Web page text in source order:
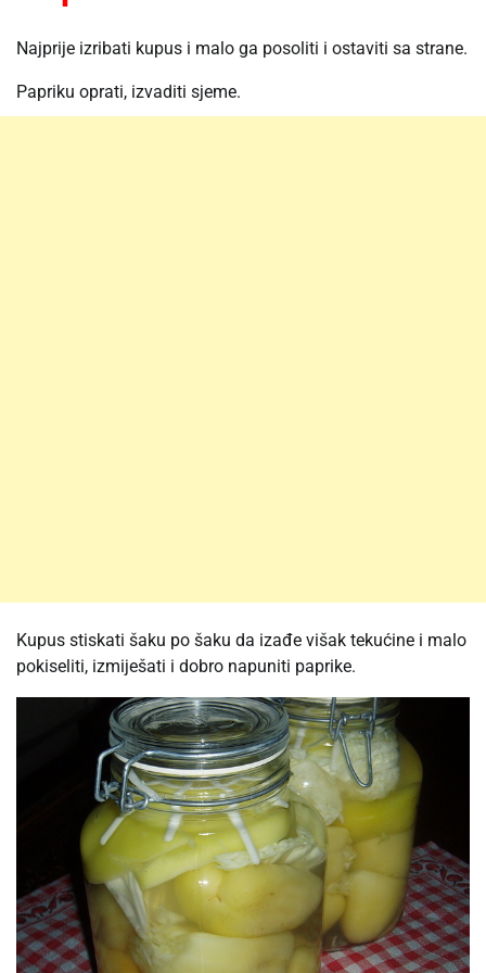
Najprije izribati kupus i malo ga posoliti i ostaviti sa strane.
Papriku oprati, izvaditi sjeme.
Kupus stiskati šaku po šaku da izađe višak tekućine i malo
pokiseliti, izmiješati i dobro napuniti paprike.